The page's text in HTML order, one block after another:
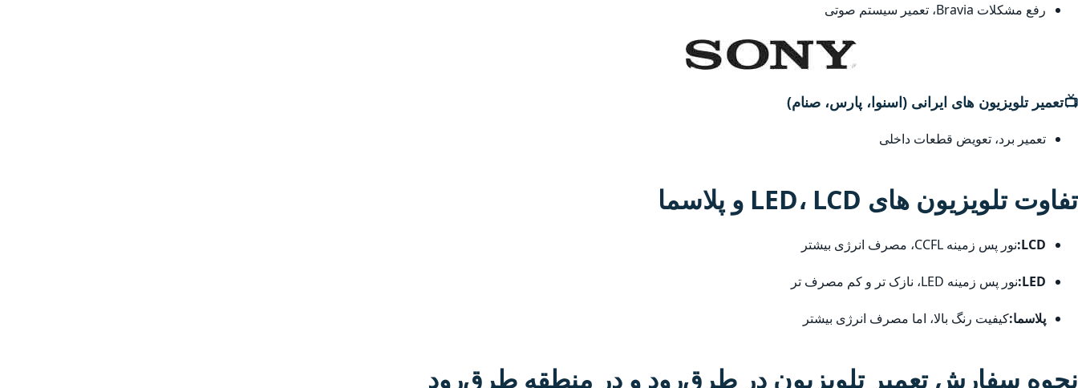
رفع مشکلات Bravia، تعمیر سیستم صوتی
📺تعمیر تلویزیون های ایرانی (اسنوا، پارس، صنام)
تعمیر برد، تعویض قطعات داخلی
تفاوت تلویزیون های LED، LCD و پلاسما
LCD: نور پس زمینه CCFL، مصرف انرژی بیشتر
LED: نور پس زمینه LED، نازک تر و کم مصرف تر
پلاسما:کیفیت رنگ بالا، اما مصرف انرژی بیشتر
نحوه سفارش تعمیر تلویزیون در طرق‌رود و در منطقه طرق‌رود